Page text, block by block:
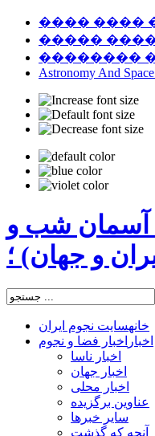
���� ����
�����
��������
Astronomy And
آسمان شب و
و جهان) ؛
خانهسایت نجوم ایران
اخبار اخبار فضا و نجوم
اخبار ناسا
اخبار جهان
اخبار محلی
عناوین برگزیده
سایر خبرها
آنچه که گذشت